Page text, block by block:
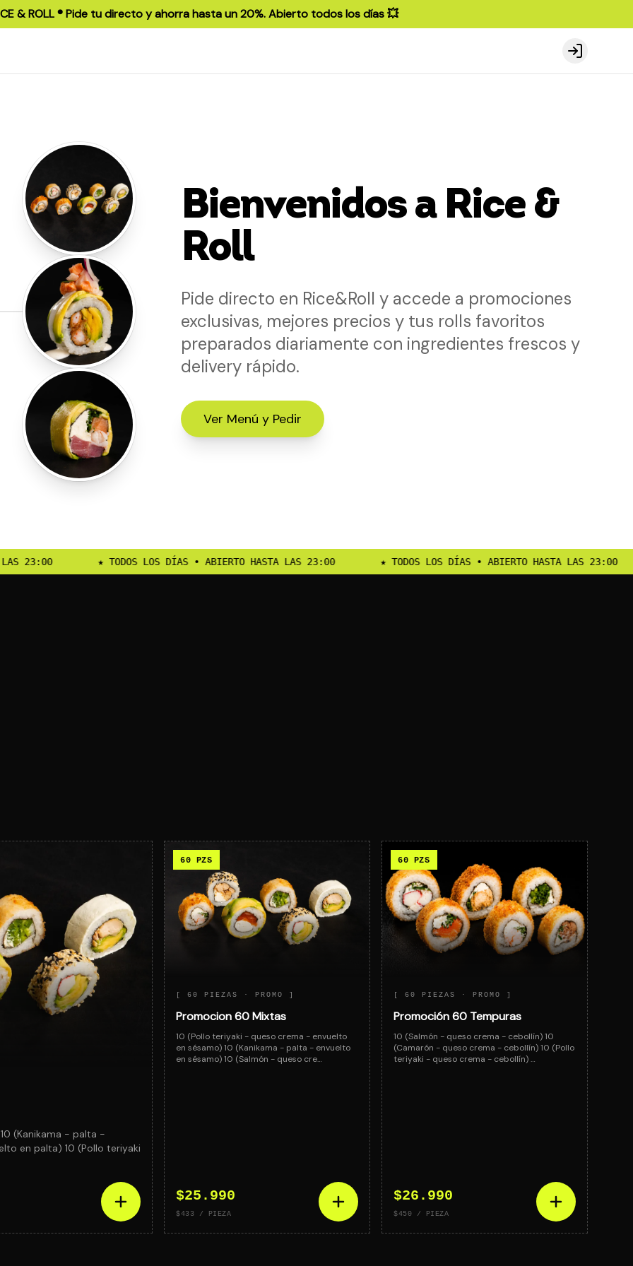
& ROLL ®️ Pide tu directo y ahorra hasta un 20%. Abierto todos los días 💥
Login
Bienvenidos a Rice &
Roll
Pide directo en Rice&Roll y accede a promociones
exclusivas, mejores precios y tus rolls favoritos
preparados diariamente con ingredientes frescos y
delivery rápido.
Ver Menú y Pedir
LOS DÍAS • ABIERTO HASTA LAS 23:00 ★ TODOS LOS DÍAS • ABIERTO HASTA LAS 23:00 ★ TODOS LOS DÍAS
(Kanikama - palta -
en palta) 10 (Pollo teriyaki
60 PZS
[ 60 PIEZAS · PROMO ]
Promocion 60 Mixtas
10 (Pollo teriyaki - queso crema - envuelto
en sésamo) 10 (Kanikama - palta - envuelto
en sésamo) 10 (Salmón - queso cre…
$25.990
$433 / PIEZA
60 PZS
[ 60 PIEZAS · PROMO ]
Promoción 60 Tempuras
10 (Salmón - queso crema - cebollín) 10
(Camarón - queso crema - cebollín) 10 (Pollo
teriyaki - queso crema - cebollín) …
$26.990
$450 / PIEZA